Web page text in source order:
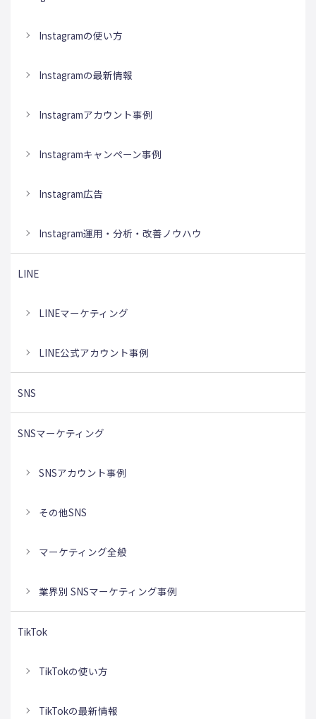
Instagramの使い方
Instagramの最新情報
Instagramアカウント事例
Instagramキャンペーン事例
Instagram広告
Instagram運用・分析・改善ノウハウ
LINE
LINEマーケティング
LINE公式アカウント事例
SNS
SNSマーケティング
SNSアカウント事例
その他SNS
マーケティング全般
業界別 SNSマーケティング事例
TikTok
TikTokの使い方
TikTokの最新情報